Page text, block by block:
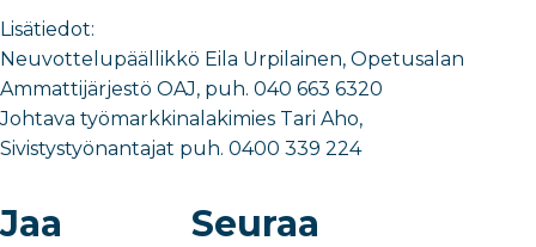
Lisätiedot:
Neuvottelupäällikkö Eila Urpilainen, Opetusalan
Ammattijärjestö OAJ, puh. 040 663 6320
Johtava työmarkkinalakimies Tari Aho,
Sivistystyönantajat puh. 0400 339 224
Jaa Seuraa